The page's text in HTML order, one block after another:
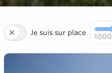
Je suis sur place 1000